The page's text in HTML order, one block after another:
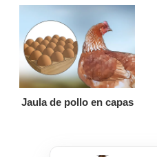
Jaula de pollo en capas